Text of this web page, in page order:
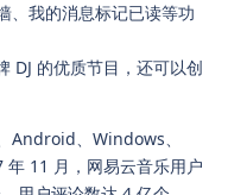
、我的消息标记已读等功
DJ 的优质节目，还可以创
Android、Windows、
11 月，网易云音乐用户